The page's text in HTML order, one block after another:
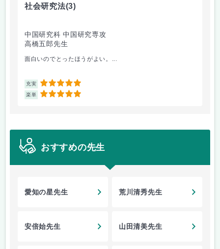
社会研究法(3)
中国研究科 中国研究専攻
高橋五郎先生
面白いのでとったほうがよい。...
充実 5
楽単 5
おすすめの先生
愛知の星先生 荒川清秀先生
安倍始先生 山田清美先生